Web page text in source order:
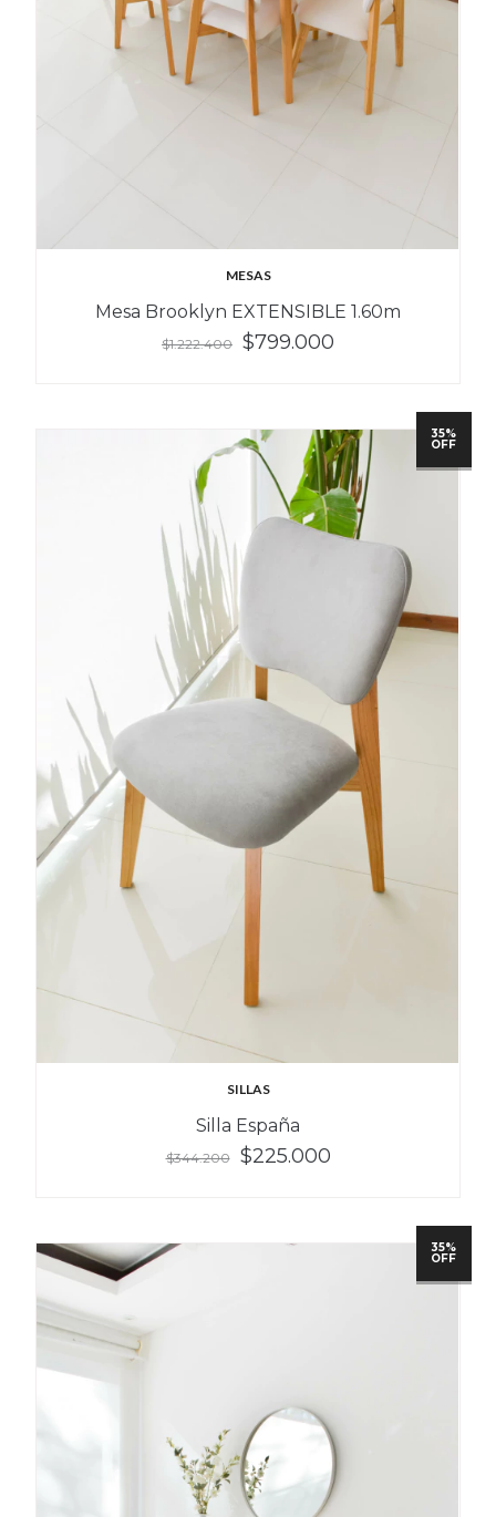
MESAS
Mesa Brooklyn EXTENSIBLE 1.60m
$1.222.400 $799.000
35%
OFF
SILLAS
Silla España
$344.200 $225.000
35%
OFF